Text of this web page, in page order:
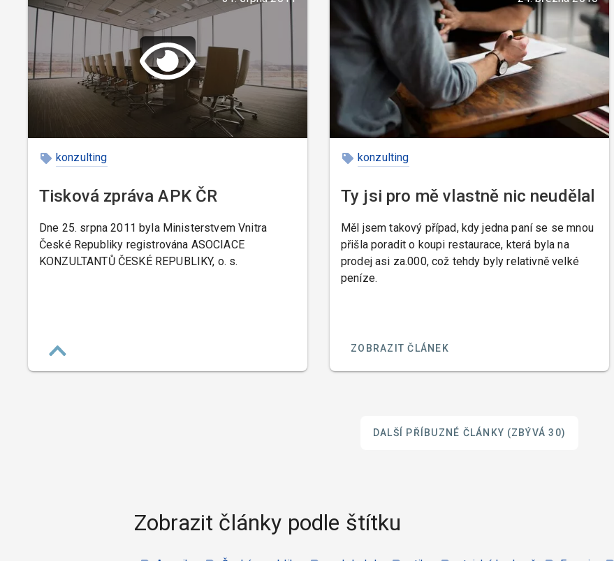
mlýnek na koření, na kterém se dá nastavit zrnitost,
je úplný nesmysl.
konzulting
Tisková zpráva APK ČR
Dne 25. srpna 2011 byla Ministerstvem Vnitra
České Republiky registrována ASOCIACE
KONZULTANTŮ ČESKÉ REPUBLIKY, o. s.
konzulting
Ty jsi pro mě vlastně nic neudělal
Měl jsem takový případ, kdy jedna paní se se mnou
přišla poradit o koupi restaurace, která byla na
prodej asi za.000, což tehdy byly relativně velké
peníze.
ZOBRAZIT ČLÁNEK
DALŠÍ PŘÍBUZNÉ ČLÁNKY (ZBÝVÁ 30)
Zobrazit články podle štítku